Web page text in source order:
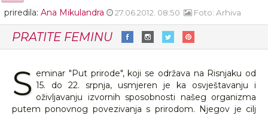
priredila: Ana Mikulandra 27.06.2012. 08:50 Foto: Arhiva
PRATITE FEMINU
S eminar "Put prirode", koji se održava na Risnjaku od
15. do 22. srpnja, usmjeren je ka osvještavanju i
oživljavanju izvornih sposobnosti našeg organizma
putem ponovnog povezivanja s prirodom. Njegov je cilj